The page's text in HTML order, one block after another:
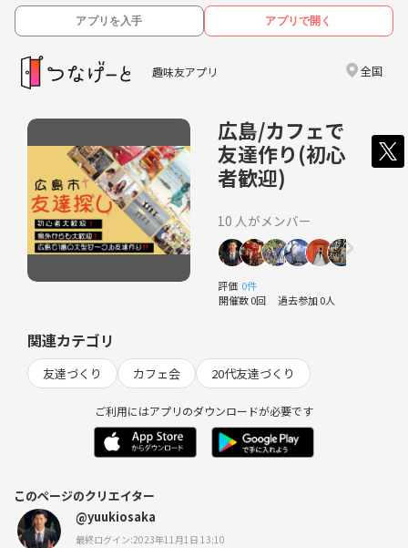
アプリを入手 アプリで開く
趣味友アプリ 全国
広島/カフェで
友達作り(初心
者歓迎)
10 人がメンバー
評価 0件
開催数 0回 過去参加 0人
関連カテゴリ
友達づくり カフェ会 20代友達づくり
ご利用にはアプリのダウンロードが必要です
このページのクリエイター
@yuukiosaka
最終ログイン:2023年11月1日 13:10